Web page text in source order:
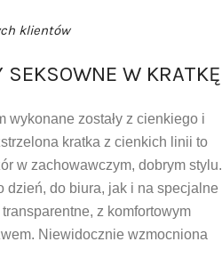
klientów
SEKSOWNE W KRATKĘ
wykonane zostały z cienkiego i
kratka z cienkich linii to
w zachowawczym, dobrym stylu.
dzień, do biura, jak i na specjalne
z komfortowym
Niewidocznie wzmocniona